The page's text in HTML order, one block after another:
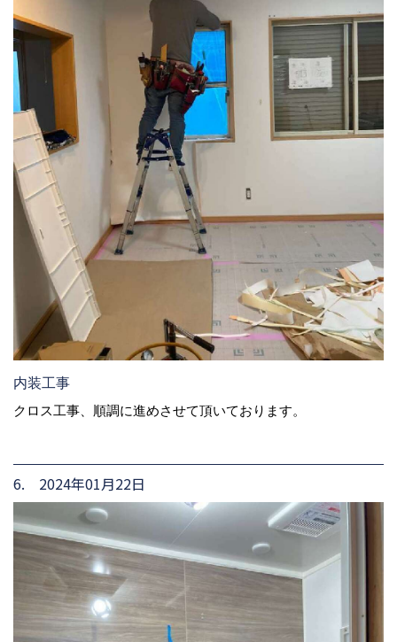
内装工事
クロス工事、順調に進めさせて頂いております。
6. 2024年01月22日